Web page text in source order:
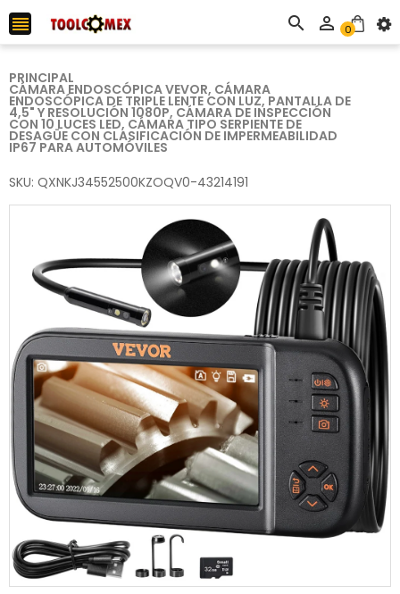
   0
PRINCIPAL
CÁMARA ENDOSCÓPICA VEVOR, CÁMARA
ENDOSCÓPICA DE TRIPLE LENTE CON LUZ, PANTALLA DE
4,5" Y RESOLUCIÓN 1080P, CÁMARA DE INSPECCIÓN
CON 10 LUCES LED, CÁMARA TIPO SERPIENTE DE
DESAGÜE CON CLASIFICACIÓN DE IMPERMEABILIDAD
IP67 PARA AUTOMÓVILES
SKU: QXNKJ34552500KZOQV0-43214191